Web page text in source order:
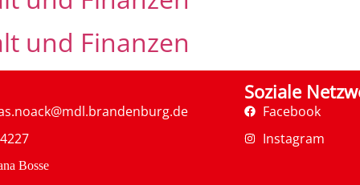
und Finanzen
Bosse
Soziale
Facebook
Instagram